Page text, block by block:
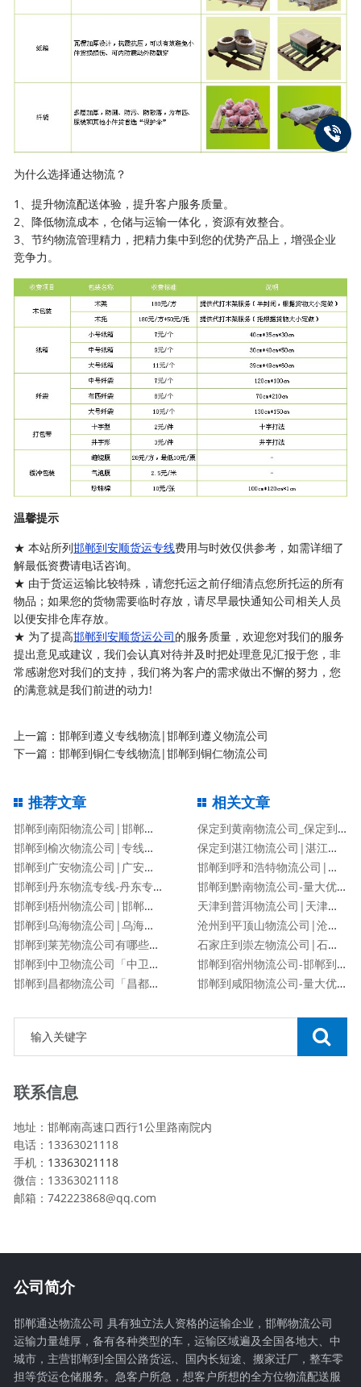
为什么选择通达物流？
1、提升物流配送体验，提升客户服务质量。
2、降低物流成本，仓储与运输一体化，资源有效整合。
3、节约物流管理精力，把精力集中到您的优势产品上，增强企业
竞争力。
温馨提示
★ 本站所列邯郸到安顺货运专线费用与时效仅供参考，如需详细了
解最低资费请电话咨询。
★ 由于货运运输比较特殊，请您托运之前仔细清点您所托运的所有
物品；如果您的货物需要临时存放，请尽早最快通知公司相关人员
以便安排仓库存放。
★ 为了提高邯郸到安顺货运公司的服务质量，欢迎您对我们的服务
提出意见或建议，我们会认真对待并及时把处理意见汇报于您，非
常感谢您对我们的支持，我们将为客户的需求做出不懈的努力，您
的满意就是我们前进的动力!
上一篇：邯郸到遵义专线物流|邯郸到遵义物流公司
下一篇：邯郸到铜仁专线物流|邯郸到铜仁物流公司
推荐文章
邯郸到南阳物流公司|邯郸到南阳货运专线
邯郸到榆次物流公司|专线直达
邯郸到广安物流公司|广安专线
邯郸到丹东物流专线-丹东专线
邯郸到梧州物流公司|邯郸到梧州物流专线
邯郸到乌海物流公司|乌海专线
邯郸到莱芜物流公司有哪些专线
邯郸到中卫物流公司「中卫专线」
邯郸到昌都物流公司「昌都专线」
相关文章
保定到黄南物流公司_保定到黄南物流专线
保定到湛江物流公司|湛江专线
邯郸到呼和浩特物流公司|邯郸到呼和浩特物流专线
邯郸到黔南物流公司-量大优惠「价格优惠」
天津到普洱物流公司|天津到普洱物流专线
沧州到平顶山物流公司|沧州到平顶山物流专线
石家庄到崇左物流公司|石家庄到崇左物流专线
邯郸到宿州物流公司-邯郸到宿州货运专线
邯郸到咸阳物流公司-量大优惠「价格优惠」
联系信息
地址：邯郸南高速口西行1公里路南院内
电话：13363021118
手机： 13363021118
微信：13363021118
邮箱：742223868@qq.com
公司简介
邯郸通达物流公司 具有独立法人资格的运输企业，邯郸物流公司
运输力量雄厚，备有各种类型的车，运输区域遍及全国各地大、中
城市，主营邯郸到全国公路货运,、国内长短途、搬家迁厂，整车零
担等货运仓储服务。急客户所急，想客户所想的全方位物流配送服